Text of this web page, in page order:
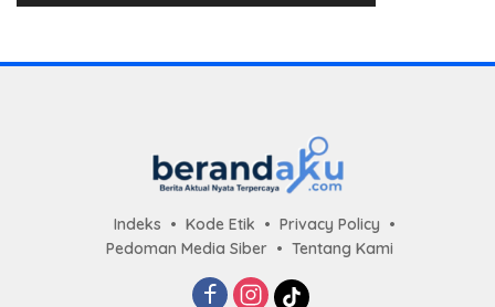
Indeks Kode Etik
Privacy Policy
Pedoman Media Siber
Tentang Kami